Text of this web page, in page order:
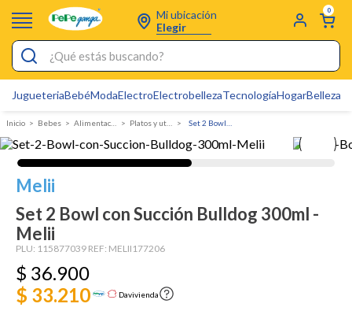
Mi ubicación
Elegir
0
¿Qué estás buscando?
JugueteriaBebéModaElectroElectrobellezaTecnologíaHogarBelleza
Bebes Alimentacion Platos y utensilios
Melii
Set 2 Bowl con Succión Bulldog 300ml -
Melii
PLU: 115877039 REF: MELII177206
$ 36.900
$ 33.210
Davivienda
Pijamas
Electro
Figuras Toy Story
Carters
Silla Mecedora Bebé
Bebes
Cartas Pokemon